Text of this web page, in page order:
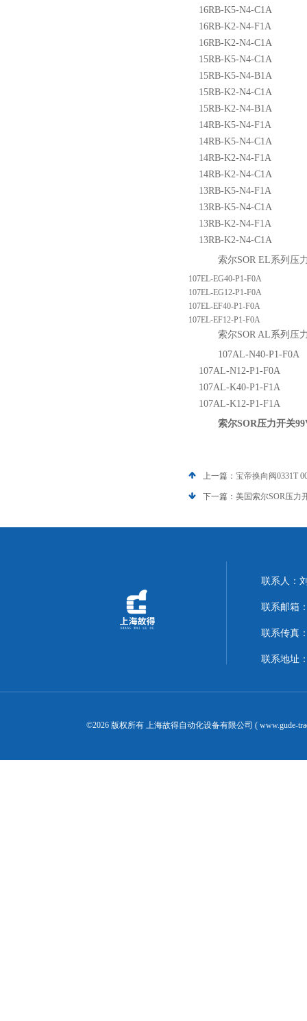
16RB-K5-N4-C1A
16RB-K2-N4-F1A
16RB-K2-N4-C1A
15RB-K5-N4-C1A
15RB-K5-N4-B1A
15RB-K2-N4-C1A
15RB-K2-N4-B1A
14RB-K5-N4-F1A
14RB-K5-N4-C1A
14RB-K2-N4-F1A
14RB-K2-N4-C1A
13RB-K5-N4-F1A
13RB-K5-N4-C1A
13RB-K2-N4-F1A
13RB-K2-N4-C1A
索尔SOR EL系列压
107EL-EG40-P1-F0A
107EL-EG12-P1-F0A
107EL-EF40-P1-F0A
107EL-EF12-P1-F0A
索尔SOR AL系列压
107AL-N40-P1-F0A
107AL-N12-P1-F0A
107AL-K40-P1-F1A
107AL-K12-P1-F1A
索尔SOR压力开关
上一篇： 宝帝换向阀0331T
下一篇： 美国索尔SOR压力
联系人：
联系邮箱
联系传真
联系地址
©2026 版权所有 上海故得自动化设备有限公司 ( www.gude-